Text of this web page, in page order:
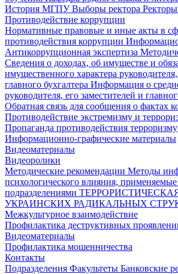
История МГПУВыборы ректора Ректоры
Противодействие коррупции
Нормативные правовые и иные акты в
противодействия коррупции
Антикоррупционная экспертиза
Сведения о доходах, об имуществе и
имущественного характера
главного бухгалтера Информация о
руководителя, его заместителей и
Обратная связь для сообщения о фактах
Противодействие экстремизму и
Пропаганда противодействия терроризму
Информационно-графические материалы
Видеоматериалы
Видеоролики
Методические рекомендации Методы
психологического влияния,
подразделениями
УКРАИНСКИХ РАДИКАЛЬНЫХ
Межкультурное взаимодействие
Профилактика деструктивных
Видеоматериалы
Профилактика мошенничества
Контакты
Подразделения Факультеты Банковские